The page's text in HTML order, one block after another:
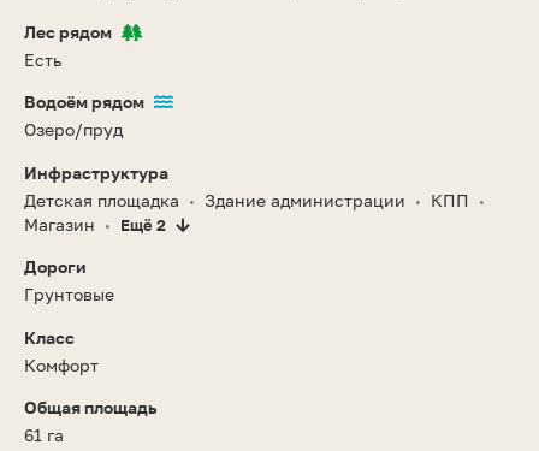
Лес рядом
Есть
Водоём рядом
Озеро/пруд
Инфраструктура
Детская площадка
• Здание администрации • КПП •
Магазин • Ещё 2
Дороги
Грунтовые
Класс
Комфорт
Общая площадь
61 га